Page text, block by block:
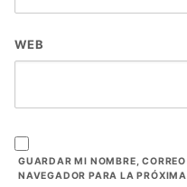
WEB
GUARDAR MI NOMBRE,
NAVEGADOR PARA LA